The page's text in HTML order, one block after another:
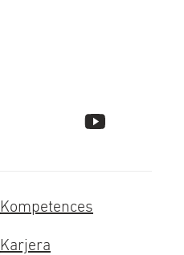
Kompetences
Karjera